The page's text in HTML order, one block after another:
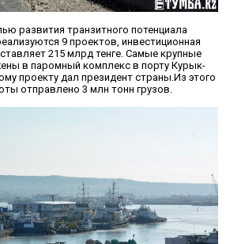
развития транзитного потенциала
9 проектов, инвестиционная
215 млрд тенге. Самые крупные
в паромный комплекс в порту Курык-
проекту дал президент страны.Из этого
отправлено 3 млн тонн грузов.